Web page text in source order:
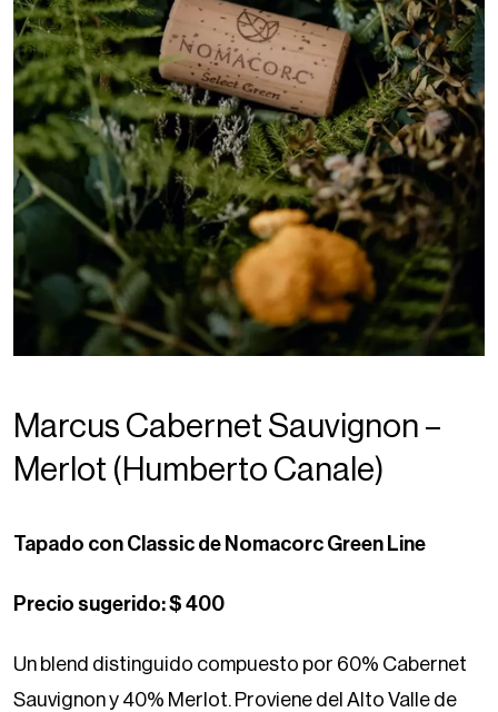
Marcus Cabernet Sauvignon –
Merlot (Humberto Canale)
Tapado con Classic de Nomacorc Green Line
Precio sugerido: $ 400
Un blend distinguido compuesto por 60% Cabernet
Sauvignon y 40% Merlot. Proviene del Alto Valle de